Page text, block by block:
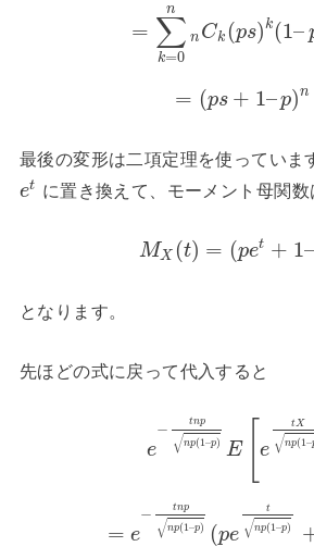
= ∑
k=0
n
n Ck (ps)k (1–
= (ps + 1–p)n
最後の変形は二項定理を使っていま
et に置き換えて、モーメント母関数
MX (t) = (pet + 1–
となります。
先ほどの式に戻って代入すると
e
− tnp
np(1–p)
√ E [e
tX
np(1–
√
= e
− tnp
np(1–p)
√ (pe
t
np(1–p)
√